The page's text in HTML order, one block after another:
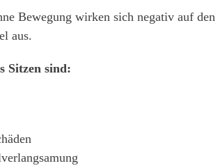
Bewegung wirken sich negativ auf
aus.
Sitzen sind: